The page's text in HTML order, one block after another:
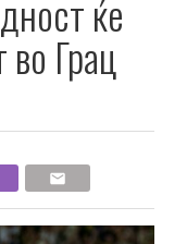
ќе
Грац